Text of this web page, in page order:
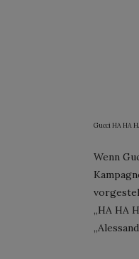
Gucci HA HA
Wenn
„HA HA